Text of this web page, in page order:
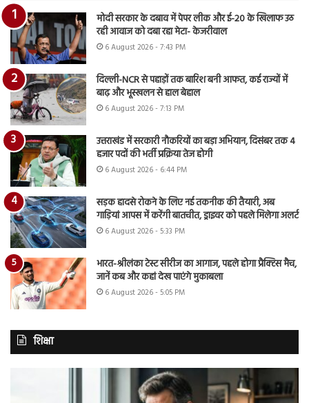
मोदी सरकार के दबाव में पेपर लीक और ई-20 के खिलाफ उठ
रही आवाज को दबा रहा मेटा- केजरीवाल
6 August 2026 - 7:43 PM
दिल्ली-NCR से पहाड़ों तक बारिश बनी आफत, कई राज्यों में
बाढ़ और भूस्खलन से हाल बेहाल
6 August 2026 - 7:13 PM
उत्तराखंड में सरकारी नौकरियों का बड़ा अभियान, दिसंबर तक 4
हजार पदों की भर्ती प्रक्रिया तेज होगी
6 August 2026 - 6:44 PM
सड़क हादसे रोकने के लिए नई तकनीक की तैयारी, अब
गाड़ियां आपस में करेंगी बातचीत, ड्राइवर को पहले मिलेगा अलर्ट
6 August 2026 - 5:33 PM
भारत-श्रीलंका टेस्ट सीरीज का आगाज, पहले होगा प्रैक्टिस मैच,
जानें कब और कहां देख पाएंगे मुकाबला
6 August 2026 - 5:05 PM
शिक्षा